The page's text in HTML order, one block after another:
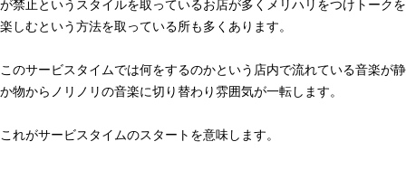
が禁止というスタイルを取っているお店が多くメリハリをつけトークを
楽しむという方法を取っている所も多くあります。
このサービスタイムでは何をするのかという店内で流れている音楽が静
か物からノリノリの音楽に切り替わり雰囲気が一転します。
これがサービスタイムのスタートを意味します。